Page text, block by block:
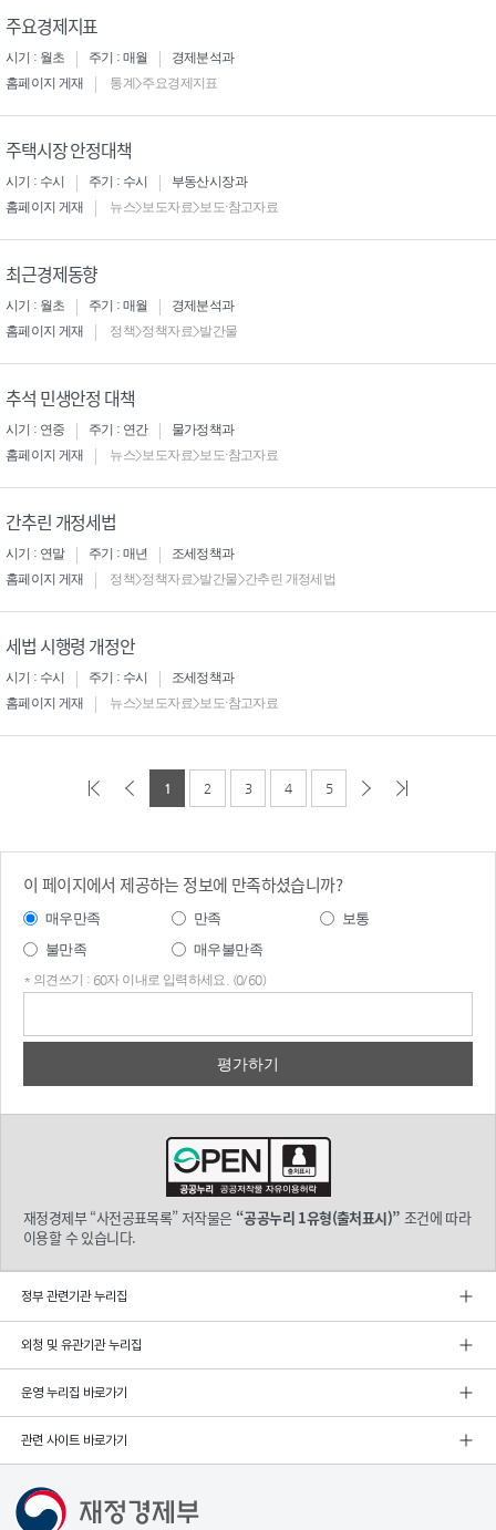
주요경제지표
시기 : 월초 주기 : 매월
경제분석과
홈페이지 게재
통계>주요경제지표
주택시장 안정대책
시기 : 수시 주기 : 수시
부동산시장과
홈페이지 게재
뉴스>보도자료>보도·참고자료
최근경제동향
시기 : 월초 주기 : 매월
경제분석과
홈페이지 게재
정책>정책자료>발간물
추석 민생안정 대책
시기 : 연중 주기 : 연간
물가정책과
홈페이지 게재
뉴스>보도자료>보도·참고자료
간추린 개정세법
시기 : 연말 주기 : 매년
조세정책과
홈페이지 게재
정책>정책자료>발간물>간추린 개정세법
세법 시행령 개정안
시기 : 수시 주기 : 수시
조세정책과
홈페이지 게재
뉴스>보도자료>보도·참고자료
1 2 3 4 5
이 페이지에서 제공하는 정보에 만족하셨습니까?
매우만족 만족
보통
불만족
매우불만족
* 의견쓰기 : 60자 이내로 입력하세요. (0/60)
재정경제부 “사전공표목록” 저작물은 “공공누리 1유형(출처표시)” 조건에 따라
이용할 수 있습니다.
정부 관련기관 누리집
외청 및 유관기관 누리집
운영 누리집 바로가기
관련 사이트 바로가기